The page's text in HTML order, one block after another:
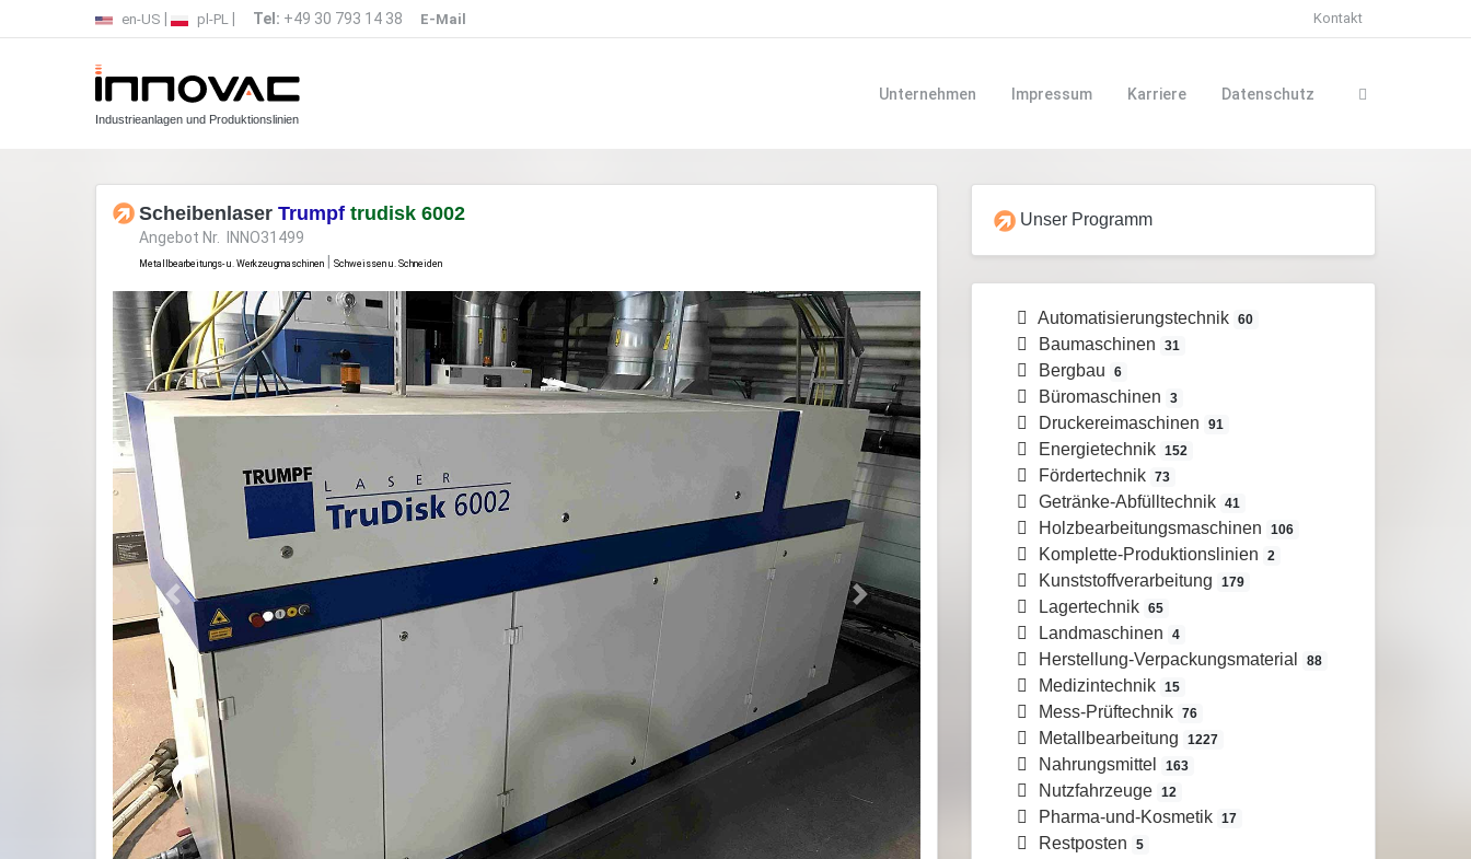
en-US pl-PL Tel: +49 30 793 14 38 E-Mail Kontakt
Industrieanlagen und Produktionslinien
Unternehmen Impressum Karriere Datenschutz
Scheibenlaser Trumpf trudisk 6002
Angebot Nr. INNO31499
Metallbearbeitungs- u. Werkzeugmaschinen Schweissen u. Schneiden
Previous Next
Unser Programm
Automatisierungstechnik 60
Baumaschinen 31
Bergbau 6
Büromaschinen 3
Druckereimaschinen 91
Energietechnik 152
Fördertechnik 73
Getränke-Abfülltechnik 41
Holzbearbeitungsmaschinen 106
Komplette-Produktionslinien 2
Kunststoffverarbeitung 179
Lagertechnik 65
Landmaschinen 4
Herstellung-Verpackungsmaterial 88
Medizintechnik 15
Mess-Prüftechnik 76
Metallbearbeitung 1227
Nahrungsmittel 163
Nutzfahrzeuge 12
Pharma-und-Kosmetik 17
Restposten 5